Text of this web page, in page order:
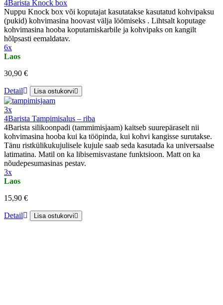
4Barista Knock box
Nuppu Knock box või koputajat kasutatakse kasutatud kohvipaksu
(pukid) kohvimasina hoovast välja löömiseks . Lihtsalt koputage
kohvimasina hooba koputamiskarbile ja kohvipaks on kangilt
hõlpsasti eemaldatav.
6x
Laos
30,90 €
Detail Lisa ostukorvi
3x
4Barista Tampimisalus – riba
4Barista silikoonpadi (tammimisjaam) kaitseb suurepäraselt nii
kohvimasina hooba kui ka tööpinda, kui kohvi kangisse surutakse.
Tänu ristkülikukujulisele kujule saab seda kasutada ka universaalse
latimatina. Matil on ka libisemisvastane funktsioon. Matt on ka
nõudepesumasinas pestav.
3x
Laos
15,90 €
Detail Lisa ostukorvi